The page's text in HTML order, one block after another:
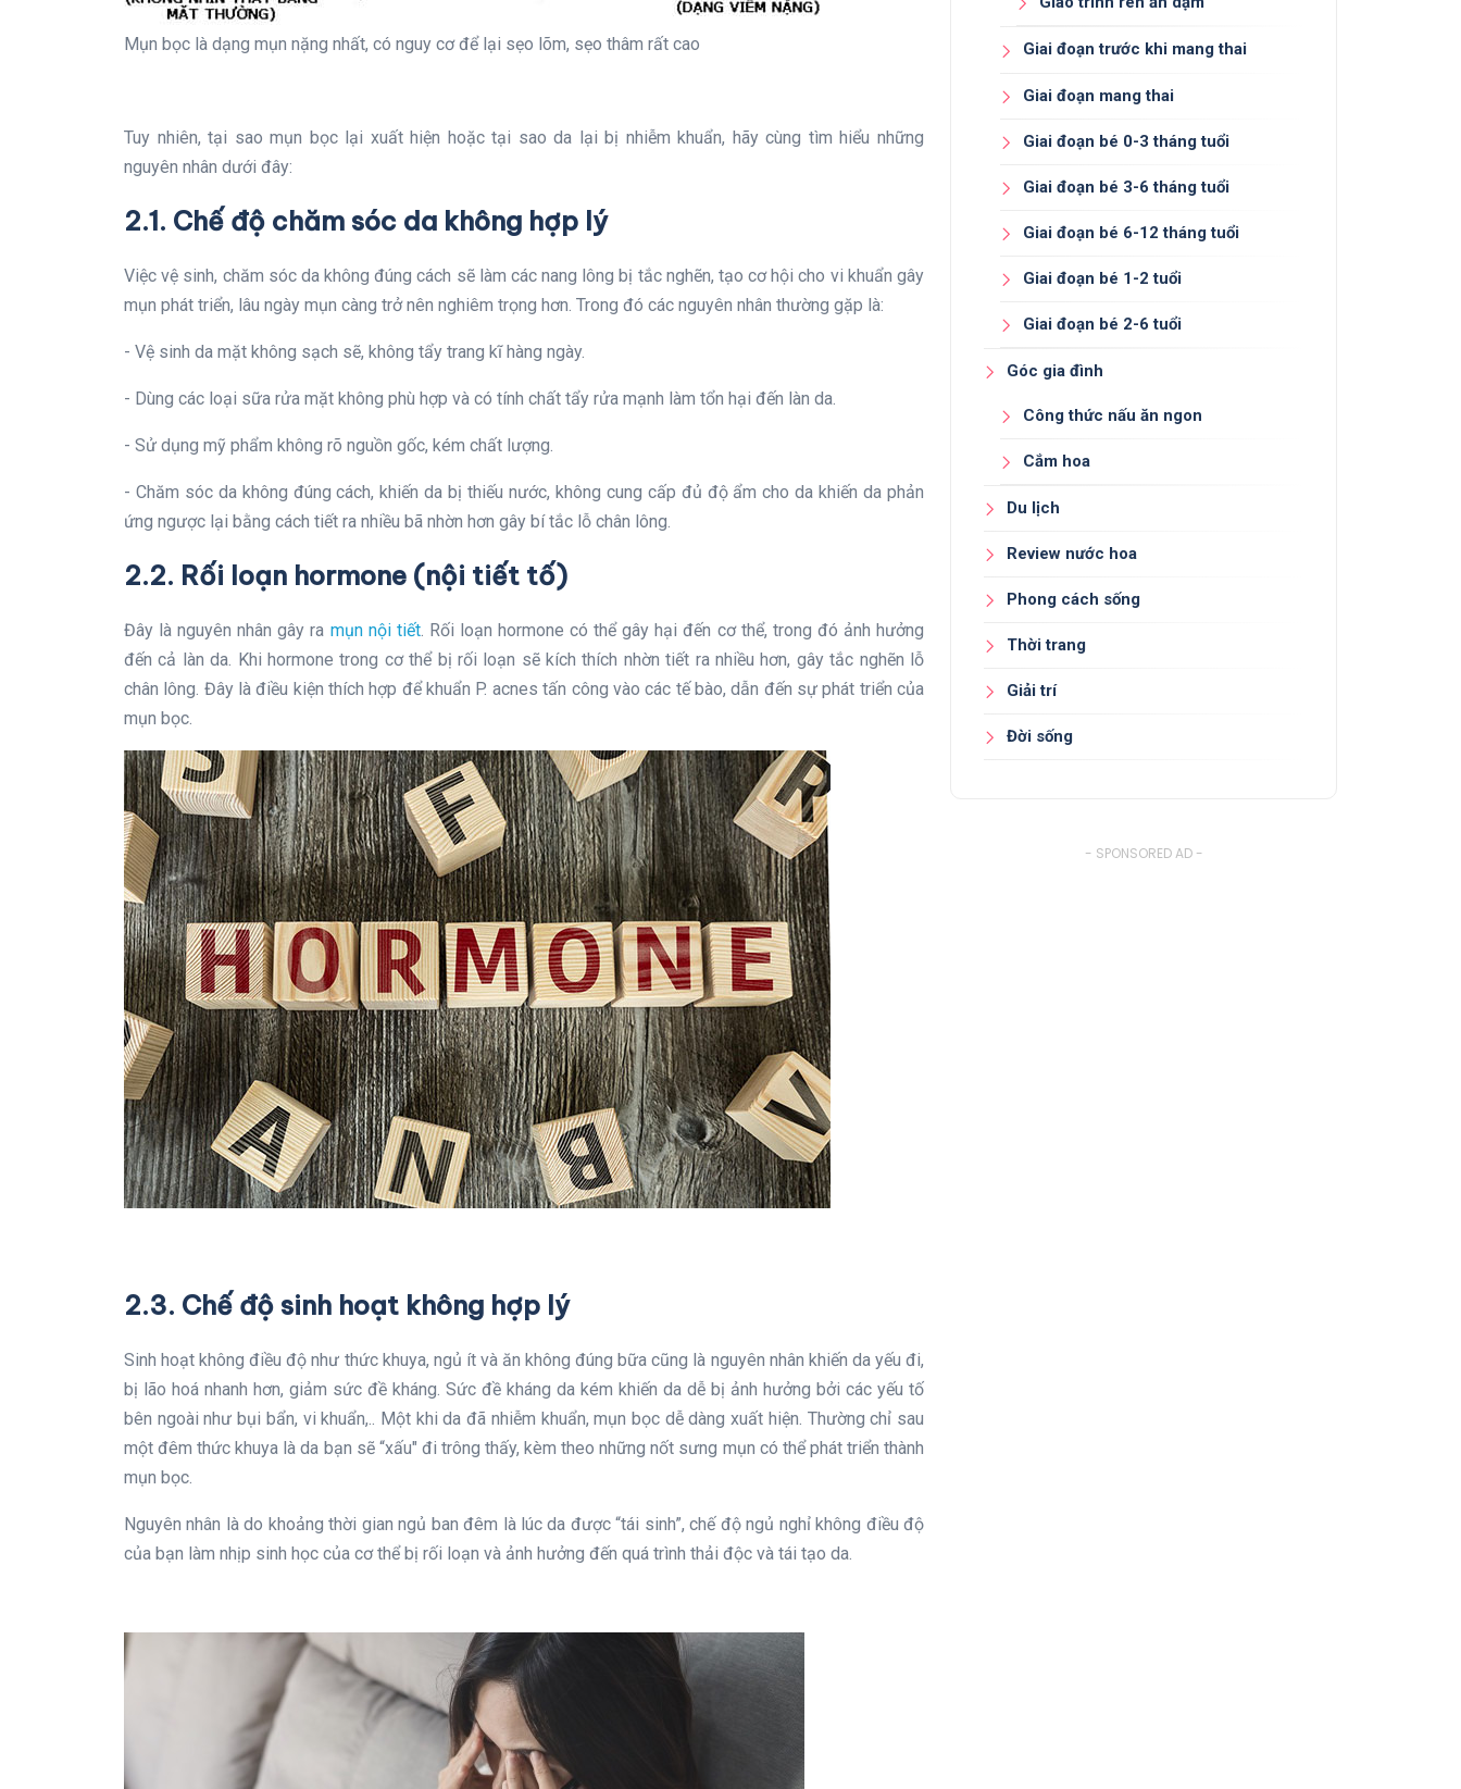
Mụn bọc là dạng mụn nặng nhất, có nguy cơ để lại sẹo lõm, sẹo thâm rất cao
Tuy nhiên, tại sao mụn bọc lại xuất hiện hoặc tại sao da lại bị nhiễm khuẩn, hãy cùng tìm hiểu những
nguyên nhân dưới đây:
2.1. Chế độ chăm sóc da không hợp lý
Việc vệ sinh, chăm sóc da không đúng cách sẽ làm các nang lông bị tắc nghẽn, tạo cơ hội cho vi khuẩn gây
mụn phát triển, lâu ngày mụn càng trở nên nghiêm trọng hơn. Trong đó các nguyên nhân thường gặp là:
- Vệ sinh da mặt không sạch sẽ, không tẩy trang kĩ hàng ngày.
- Dùng các loại sữa rửa mặt không phù hợp và có tính chất tẩy rửa mạnh làm tổn hại đến làn da.
- Sử dụng mỹ phẩm không rõ nguồn gốc, kém chất lượng.
- Chăm sóc da không đúng cách, khiến da bị thiếu nước, không cung cấp đủ độ ẩm cho da khiến da phản
ứng ngược lại bằng cách tiết ra nhiều bã nhờn hơn gây bí tắc lỗ chân lông.
2.2. Rối loạn hormone (nội tiết tố)
Đây là nguyên nhân gây ra mụn nội tiết. Rối loạn hormone có thể gây hại đến cơ thể, trong đó ảnh hưởng
đến cả làn da. Khi hormone trong cơ thể bị rối loạn sẽ kích thích nhờn tiết ra nhiều hơn, gây tắc nghẽn lỗ
chân lông. Đây là điều kiện thích hợp để khuẩn P. acnes tấn công vào các tế bào, dẫn đến sự phát triển của
mụn bọc.
2.3. Chế độ sinh hoạt không hợp lý
Sinh hoạt không điều độ như thức khuya, ngủ ít và ăn không đúng bữa cũng là nguyên nhân khiến da yếu đi,
bị lão hoá nhanh hơn, giảm sức đề kháng. Sức đề kháng da kém khiến da dễ bị ảnh hưởng bởi các yếu tố
bên ngoài như bụi bẩn, vi khuẩn,.. Một khi da đã nhiễm khuẩn, mụn bọc dễ dàng xuất hiện. Thường chỉ sau
một đêm thức khuya là da bạn sẽ “xấu" đi trông thấy, kèm theo những nốt sưng mụn có thể phát triển thành
mụn bọc.
Nguyên nhân là do khoảng thời gian ngủ ban đêm là lúc da được “tái sinh”, chế độ ngủ nghỉ không điều độ
của bạn làm nhịp sinh học của cơ thể bị rối loạn và ảnh hưởng đến quá trình thải độc và tái tạo da.
Giai đoạn trước khi mang thai
Giai đoạn mang thai
Giai đoạn bé 0-3 tháng tuổi
Giai đoạn bé 3-6 tháng tuổi
Giai đoạn bé 6-12 tháng tuổi
Giai đoạn bé 1-2 tuổi
Giai đoạn bé 2-6 tuổi
Góc gia đình
Công thức nấu ăn ngon
Cắm hoa
Du lịch
Review nước hoa
Phong cách sống
Thời trang
Giải trí
Đời sống
- SPONSORED AD -